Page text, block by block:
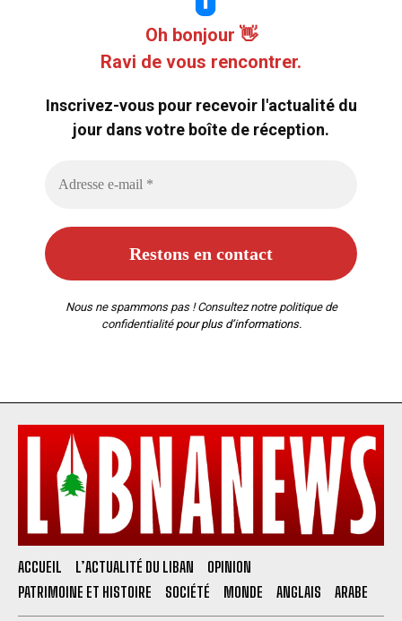
Oh bonjour 👋
Ravi de vous rencontrer.
Inscrivez-vous pour recevoir l'actualité du
jour dans votre boîte de réception.
Nous ne spammons pas ! Consultez notre politique de
confidentialitépour plus d’informations.
ACCUEIL L’ACTUALITÉ DU LIBAN
OPINION
PATRIMOINE ET HISTOIRE
SOCIÉTÉ MONDE ANGLAIS ARABE